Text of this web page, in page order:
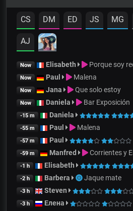
CS DM ED JS MG
AJ
Now Elisabeth Porque soy
Now Paul Malena
Now Jana Que solo estoy
Now Daniela Bar Exposición
-15 m Daniela
-55 m Paul Malena
-57 m Paul
-59 m Manfred Corrientes y
-1 h Elisabeth
-2 h Barbera Jaque mate
-3 h Steven
-3 h Елена